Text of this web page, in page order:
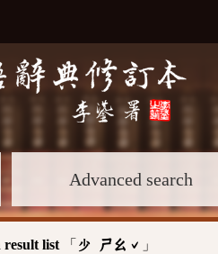
Advanced search
result list 「 少 ㄕㄠˇ 」